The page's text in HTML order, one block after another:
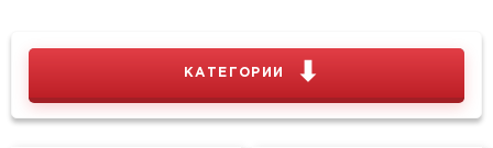
+7(937)093-85-01
Горячая линияВолгоград
КАТЕГОРИИ ⬇